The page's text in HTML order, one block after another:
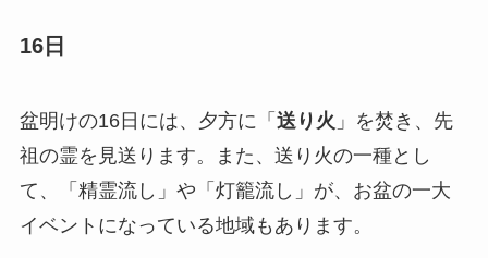
16日
盆明けの16日には、夕方に「 送り火 」を焚き、先
祖の霊を見送ります。また、送り火の一種とし
て、「精霊流し」や「灯籠流し」が、お盆の一大
イベントになっている地域もあります。